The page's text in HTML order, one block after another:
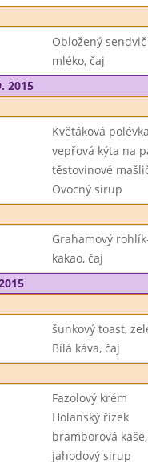
Obložený
mléko, čaj
2015
Květáková
vepřová kýta na
těstovinové
Ovocný sirup
Grahamový
kakao, čaj
šunkový toast,
Bílá káva, čaj
Fazolový krém
Holanský řízek
bramborová
jahodový sirup